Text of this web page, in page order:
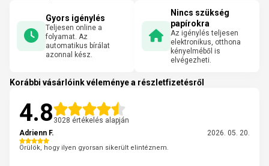
Gyors igénylés
Teljesen online a
folyamat. Az
automatikus bírálat
azonnal kész.
Nincs szükség
papírokra
Az igénylés teljesen
elektronikus, otthona
kényelméből is
elvégezheti.
Korábbi vásárlóink véleménye a részletfizetésről
4.8 3028 értékelés alapján
Adrienn F.
2026. 05. 20.
Örülök, hogy ilyen gyorsan sikerült elintéznem.